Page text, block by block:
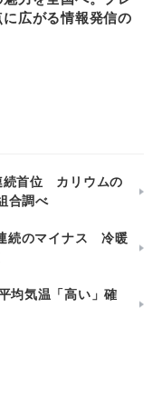
広がる情報発信の
続首位 カリウムの
合調べ
続のマイナス 冷暖
均気温「高い」確